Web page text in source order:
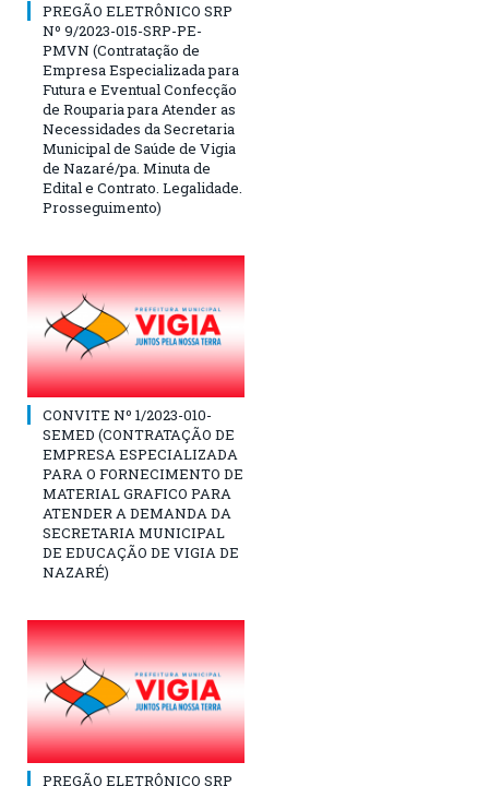
PREGÃO ELETRÔNICO SRP
Nº 9/2023-015-SRP-PE-
PMVN (Contratação de
Empresa Especializada para
Futura e Eventual Confecção
de Rouparia para Atender as
Necessidades da Secretaria
Municipal de Saúde de Vigia
de Nazaré/pa. Minuta de
Edital e Contrato. Legalidade.
Prosseguimento)
CONVITE Nº 1/2023-010-
SEMED (CONTRATAÇÃO DE
EMPRESA ESPECIALIZADA
PARA O FORNECIMENTO DE
MATERIAL GRAFICO PARA
ATENDER A DEMANDA DA
SECRETARIA MUNICIPAL
DE EDUCAÇÃO DE VIGIA DE
NAZARÉ)
PREGÃO ELETRÔNICO SRP